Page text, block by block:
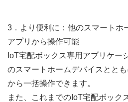
3．より便利に：他のスマートホ
アプリから操作可能
IoT宅配ボックス専用アプリケー
のスマートホームデバイスとと
から一括操作できます。
また、これまでのIoT宅配ボック